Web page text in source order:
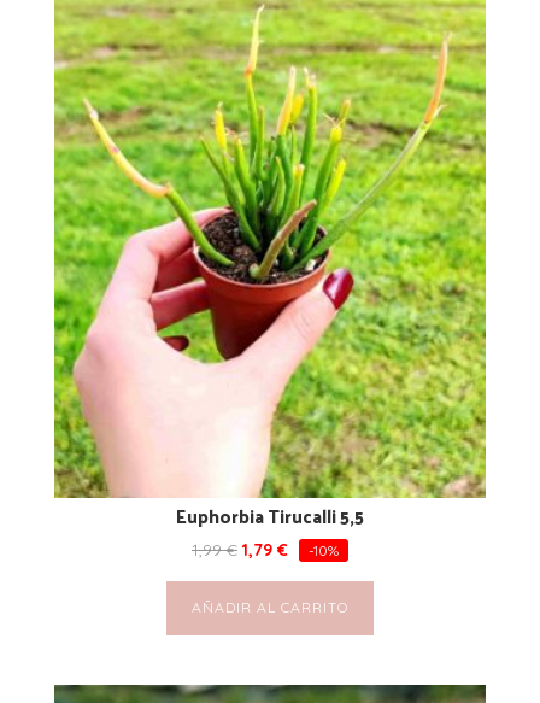
Euphorbia Tirucalli 5,5
1,99€ 1,79 € -10%
AÑADIR AL CARRITO